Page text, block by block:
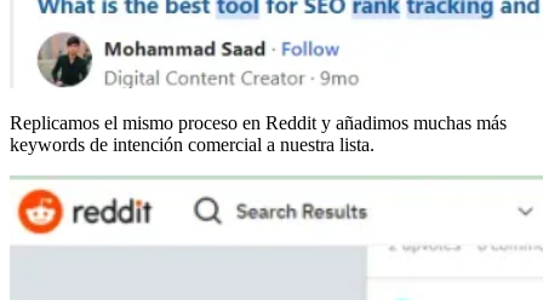
Replicamos el mismo proceso en Reddit y añadimos muchas más
keywords de intención comercial a nuestra lista.